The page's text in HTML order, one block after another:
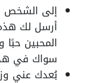
إلى الشخص
أرسل لك
المحبين
سواك في
بُعدك عني